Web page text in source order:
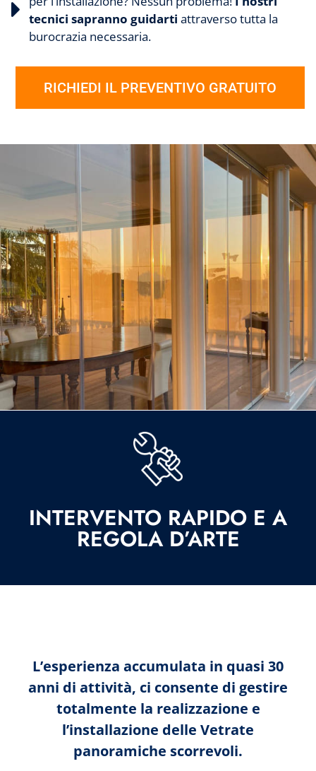
tecnici sapranno guidarti attraverso tutta la
burocrazia necessaria.
RICHIEDI IL PREVENTIVO GRATUITO
INTERVENTO RAPIDO E A
REGOLA D’ARTE
L’esperienza accumulata in quasi 30
anni di attività, ci consente di gestire
totalmente la realizzazione e
l’installazione delle Vetrate
panoramiche scorrevoli.